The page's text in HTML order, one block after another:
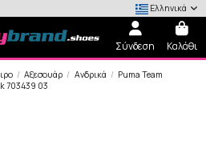
Ελληνικά
Σύνδεση Καλάθι
Αξεσουάρ Ανδρικά
Puma Team
703439 03